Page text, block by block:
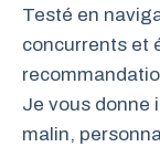
Testé en
concurrents et
Je vous donne
malin,